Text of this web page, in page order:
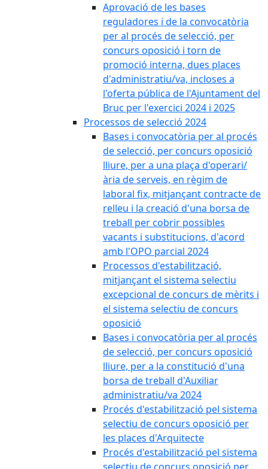
Aprovació de les bases
reguladores i de la convocatòria
per al procés de selecció, per
concurs oposició i torn de
promoció interna, dues places
d'administratiu/va, incloses a
l'oferta pública de l'Ajuntament del
Bruc per l'exercici 2024 i 2025
Processos de selecció 2024
Bases i convocatòria per al procés
de selecció, per concurs oposició
lliure, per a una plaça d'operari/
ària de serveis, en règim de
laboral fix, mitjançant contracte de
relleu i la creació d'una borsa de
treball per cobrir possibles
vacants i substitucions, d'acord
amb l'OPO parcial 2024
Processos d'estabilització,
mitjançant el sistema selectiu
excepcional de concurs de mèrits i
el sistema selectiu de concurs
oposició
Bases i convocatòria per al procés
de selecció, per concurs oposició
lliure, per a la constitució d'una
borsa de treball d'Auxiliar
administratiu/va 2024
Procés d'estabilització pel sistema
selectiu de concurs oposició per
les places d'Arquitecte
Procés d'estabilització pel sistema